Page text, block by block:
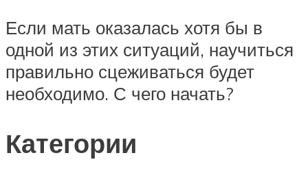
Если мать оказалась хотя бы в
одной из этих ситуаций, научиться
правильно сцеживаться будет
необходимо. С чего начать?
Категории